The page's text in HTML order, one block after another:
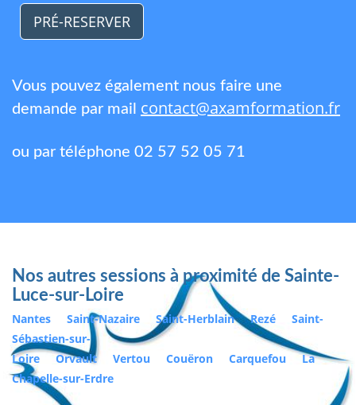
PRÉ-RESERVER
Vous pouvez également nous faire une
demande par mail contact@axamformation.fr
ou par téléphone 02 57 52 05 71
Nos autres sessions à proximité de Sainte-
Luce-sur-Loire
Nantes Saint-Nazaire Saint-Herblain Rezé
Saint-
Sébastien-sur-
Loire
Orvault Vertou Couëron Carquefou
La
Chapelle-sur-Erdre